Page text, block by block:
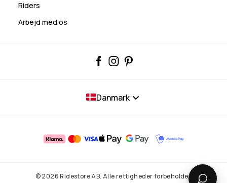
Riders
Arbejd med os
Danmark
© 2026 Ridestore AB. Alle rettigheder forbeholdes